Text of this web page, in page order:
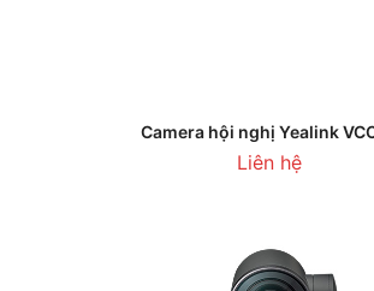
Camera hội nghị Yealink
Liên hệ